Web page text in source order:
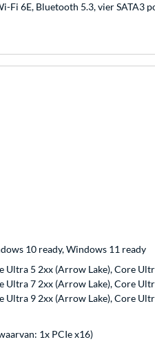
Fi 6E, Bluetooth 5.3, vier
10 ready, Windows 11 ready
Ultra 5 2xx (Arrow Lake), Core
Ultra 7 2xx (Arrow Lake), Core
Ultra 9 2xx (Arrow Lake), Core
1x PCIe x16)